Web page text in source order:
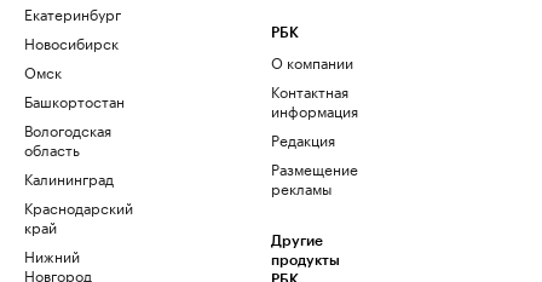
Екатеринбург
Новосибирск
Омск
Башкортостан
Вологодская
область
Калининград
Краснодарский
край
Нижний
Новгород
РБК
О компании
Контактная
информация
Редакция
Размещение
рекламы
Другие
продукты